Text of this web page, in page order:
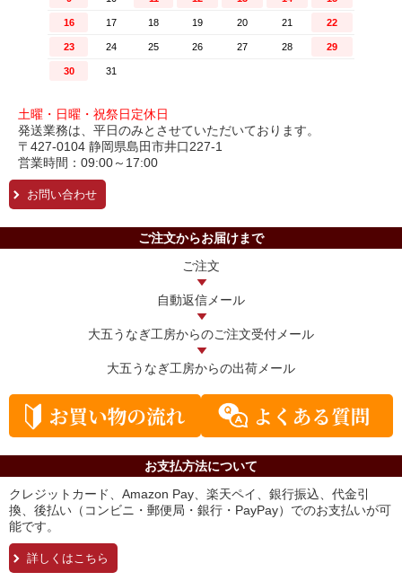
土曜・日曜・祝祭日定休日
発送業務は、平日のみとさせていただいております。
〒427-0104 静岡県島田市井口227-1
営業時間：09:00～17:00
お問い合わせ
ご注文からお届けまで
ご注文
自動返信メール
大五うなぎ工房からのご注文受付メール
大五うなぎ工房からの出荷メール
お支払方法について
クレジットカード、Amazon Pay、楽天ペイ、銀行振込、代金引
換、後払い（コンビニ・郵便局・銀行・PayPay）でのお支払いが可
能です。
詳しくはこちら